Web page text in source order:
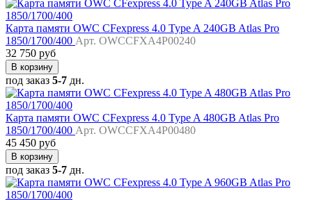
Карта памяти OWC CFexpress 4.0 Type A 240GB Atlas Pro
1850/1700/400 Арт. OWCCFXA4P00240
32 750 руб
В корзину
под заказ 5-7 дн.
Карта памяти OWC CFexpress 4.0 Type A 480GB Atlas Pro
1850/1700/400 Арт. OWCCFXA4P00480
45 450 руб
В корзину
под заказ 5-7 дн.